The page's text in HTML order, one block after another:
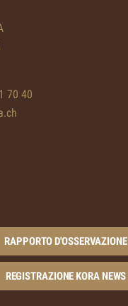
70 40
RAPPORTO D'OSSERVAZIONE
REGISTRAZIONE KORA NEWS